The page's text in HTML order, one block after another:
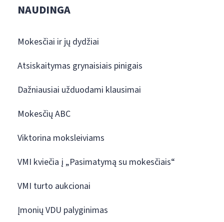
NAUDINGA
Mokesčiai ir jų dydžiai
Atsiskaitymas grynaisiais pinigais
Dažniausiai užduodami klausimai
Mokesčių ABC
Viktorina moksleiviams
VMI kviečia į „Pasimatymą su mokesčiais“
VMI turto aukcionai
Įmonių VDU palyginimas